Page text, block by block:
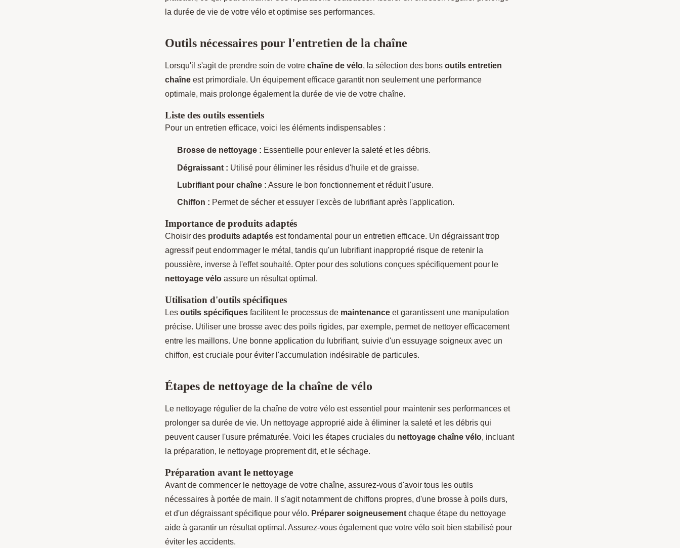
la durée de vie de votre vélo et optimise ses performances.
Outils nécessaires pour l'entretien de la chaîne
Lorsqu'il s'agit de prendre soin de votre chaîne de vélo, la sélection des bons outils entretien
chaîne est primordiale. Un équipement efficace garantit non seulement une performance
optimale, mais prolonge également la durée de vie de votre chaîne.
Liste des outils essentiels
Pour un entretien efficace, voici les éléments indispensables :
Brosse de nettoyage : Essentielle pour enlever la saleté et les débris.
Dégraissant : Utilisé pour éliminer les résidus d'huile et de graisse.
Lubrifiant pour chaîne : Assure le bon fonctionnement et réduit l'usure.
Chiffon : Permet de sécher et essuyer l'excès de lubrifiant après l'application.
Importance de produits adaptés
Choisir des produits adaptés est fondamental pour un entretien efficace. Un dégraissant trop
agressif peut endommager le métal, tandis qu'un lubrifiant inapproprié risque de retenir la
poussière, inverse à l'effet souhaité. Opter pour des solutions conçues spécifiquement pour le
nettoyage vélo assure un résultat optimal.
Utilisation d'outils spécifiques
Les outils spécifiques facilitent le processus de maintenance et garantissent une manipulation
précise. Utiliser une brosse avec des poils rigides, par exemple, permet de nettoyer efficacement
entre les maillons. Une bonne application du lubrifiant, suivie d'un essuyage soigneux avec un
chiffon, est cruciale pour éviter l'accumulation indésirable de particules.
Étapes de nettoyage de la chaîne de vélo
Le nettoyage régulier de la chaîne de votre vélo est essentiel pour maintenir ses performances et
prolonger sa durée de vie. Un nettoyage approprié aide à éliminer la saleté et les débris qui
peuvent causer l'usure prématurée. Voici les étapes cruciales du nettoyage chaîne vélo, incluant
la préparation, le nettoyage proprement dit, et le séchage.
Préparation avant le nettoyage
Avant de commencer le nettoyage de votre chaîne, assurez-vous d'avoir tous les outils
nécessaires à portée de main. Il s'agit notamment de chiffons propres, d'une brosse à poils durs,
et d'un dégraissant spécifique pour vélo. Préparer soigneusement chaque étape du nettoyage
aide à garantir un résultat optimal. Assurez-vous également que votre vélo soit bien stabilisé pour
éviter les accidents.